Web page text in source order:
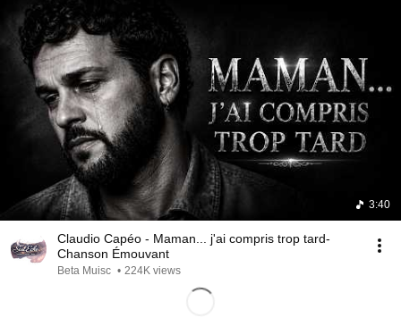
3:40
Claudio Capéo - Maman... j'ai compris trop tard-
Chanson Émouvant
Beta Muisc • 224K views